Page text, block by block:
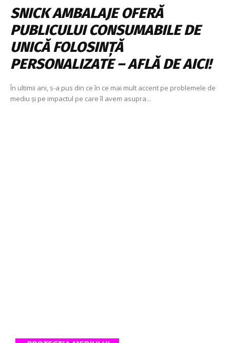
SNICK AMBALAJE OFERĂ
PUBLICULUI CONSUMABILE DE
UNICĂ FOLOSINȚĂ
PERSONALIZATE – AFLĂ DE AICI!
În ultimii ani, s-a pus din ce în ce mai mult accent pe problemele de
mediu și pe impactul pe care îl avem asupra...